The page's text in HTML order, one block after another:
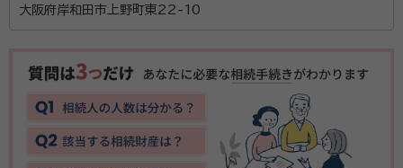
大阪府岸和田市上野町東22-10